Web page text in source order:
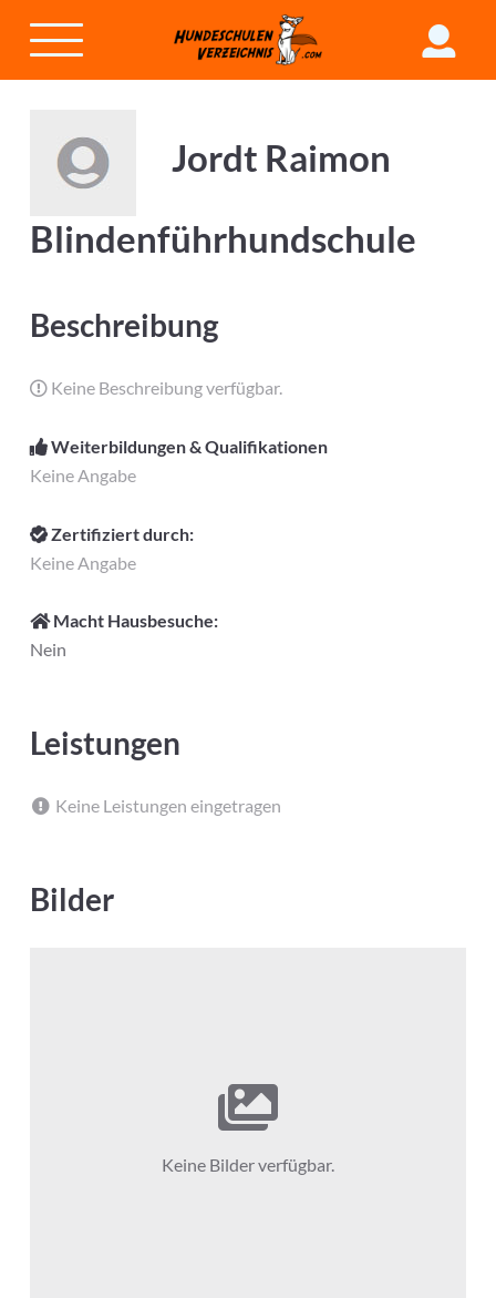
Jordt Raimon
Blindenführhundschule
Beschreibung
Keine Beschreibung verfügbar.
Weiterbildungen & Qualifikationen
Keine Angabe
Zertifiziert durch:
Keine Angabe
Macht Hausbesuche:
Nein
Leistungen
Keine Leistungen eingetragen
Bilder
Keine Bilder verfügbar.